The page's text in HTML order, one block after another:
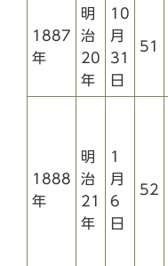
1887
年
明
治
20
年
10
月
31
日
51
1888
年
明
治
21
年
1
月
6
日
52